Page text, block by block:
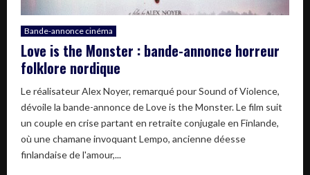
Bande-annonce cinéma
Love is the Monster : bande-annonce horreur
folklore nordique
Le réalisateur Alex Noyer, remarqué pour Sound of Violence,
dévoile la bande-annonce de Love is the Monster. Le film suit
un couple en crise partant en retraite conjugale en Finlande,
où une chamane invoquant Lempo, ancienne déesse
finlandaise de l'amour,...